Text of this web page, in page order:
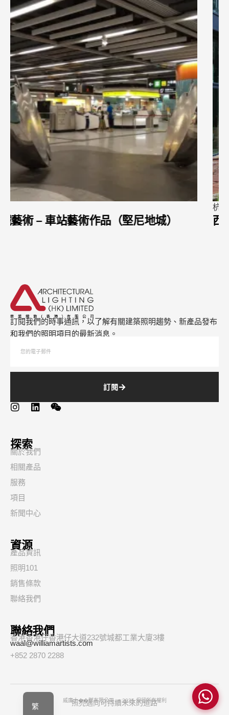
西湖長廊
訂閱我們的時事通訊，以了解有關建築照明趨勢、新產品發布
和我們的照明項目的最新消息。
訂閱
探索
關於我們
相關產品
服務
項目
新聞中心
資源
產品資訊
照明101
銷售條款
聯絡我們
聯絡我們
香港香港仔香港仔大道232號城都工業大廈3樓
waal@williamartists.com
+852 2870 2288
威廉士��際有限公司 — 2025 保留所有權利
照亮邁向可持續未來的道路
繁